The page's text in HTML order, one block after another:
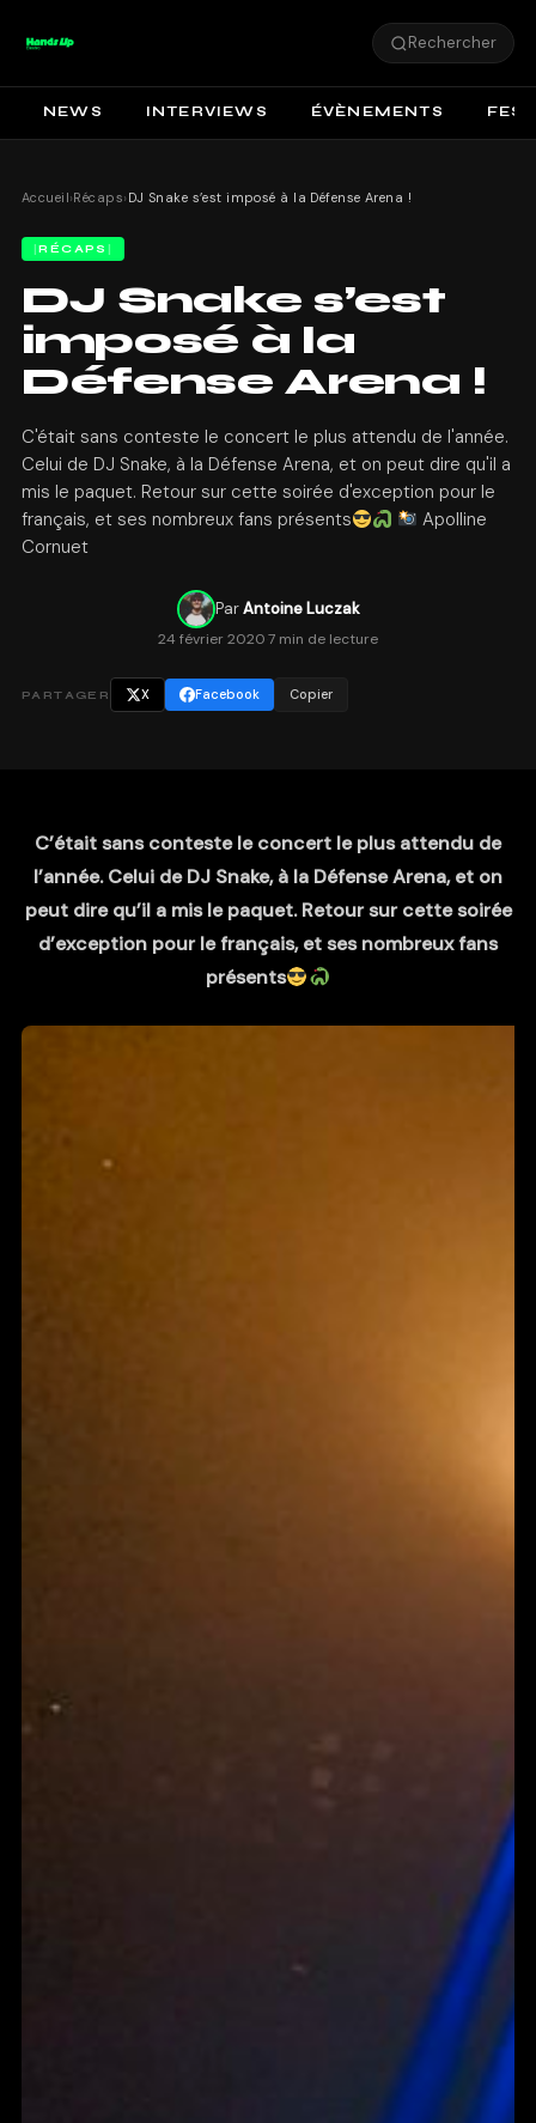
Rechercher
NEWS INTERVIEWS ÉVÈNEMENTS
Accueil›Récaps› DJ Snake s’est imposé à la Défense Arena !
RÉCAPS
DJ Snake s’est
imposé à la
Défense Arena !
C'était sans conteste le concert le plus attendu de l'année.
Celui de DJ Snake, à la Défense Arena, et on peut dire qu'il a
mis le paquet. Retour sur cette soirée d'exception pour le
français, et ses nombreux fans présents
Apolline
Cornuet
ParAntoine Luczak
24 février 20207 min de lecture
PARTAGER X Facebook Copier
C’était sans conteste le concert le plus attendu de
l’année. Celui de DJ Snake, à la Défense Arena, et on
peut dire qu’il a mis le paquet. Retour sur cette soirée
d’exception pour le français, et ses nombreux fans
présents